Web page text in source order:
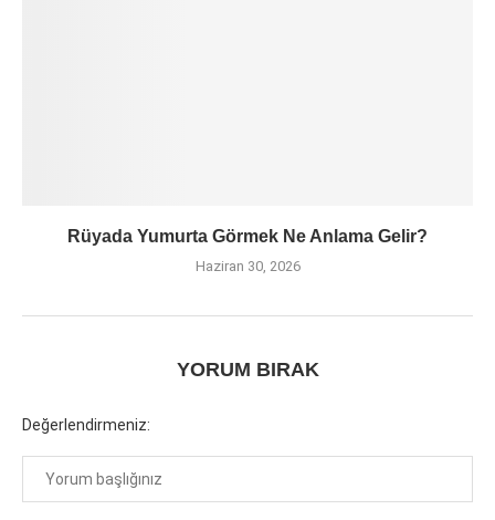
Rüyada Yumurta Görmek Ne Anlama Gelir?
Haziran 30, 2026
YORUM BIRAK
Değerlendirmeniz: